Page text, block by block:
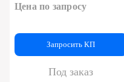
Цена по запросу
Запросить КП
Под заказ